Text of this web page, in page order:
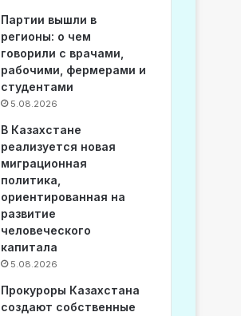
Партии вышли в
регионы: о чем
говорили с врачами,
рабочими, фермерами и
студентами
5.08.2026
В Казахстане
реализуется новая
миграционная
политика,
ориентированная на
развитие
человеческого
капитала
5.08.2026
Прокуроры Казахстана
создают собственные